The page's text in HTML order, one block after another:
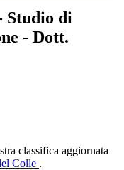
Studio di
- Dott.
classifica aggiornata
Colle .